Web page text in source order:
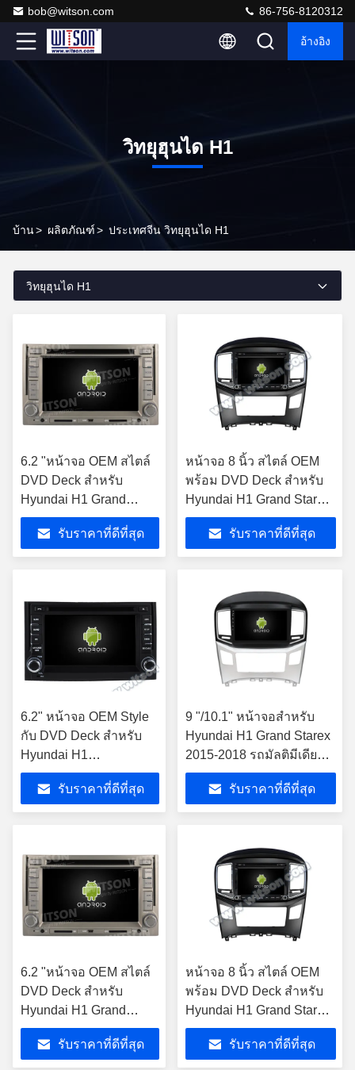
bob@witson.com 86-756-8120312
อ้างอิง
วิทยุฮุนได H1
บ้าน> ผลิตภัณฑ์> ประเทศจีน วิทยุฮุนได H1
วิทยุฮุนได H1
6.2 "หน้าจอ OEM สไตล์
DVD Deck สำหรับ
Hyundai H1 Grand
Starex/Iload 2007-2012
เครื่องเสียงรถยนต์
รับราคาที่ดีที่สุด
หน้าจอ 8 นิ้ว สไตล์ OEM
พร้อม DVD Deck สําหรับ
Hyundai H1 Grand Starex
2015-2018 แอนดรอยด์ Car
CarPlayรับราคาที่ดีที่สุด
6.2" หน้าจอ OEM Style
กับ DVD Deck สําหรับ
Hyundai H1
((STAREX)//ILOAD
((2007-2012)
รับราคาที่ดีที่สุด
9 "/10.1" หน้าจอสำหรับ
Hyundai H1 Grand Starex
2015-2018 รถมัลติมีเดีย
สเตอริโอ
รับราคาที่ดีที่สุด
6.2 "หน้าจอ OEM สไตล์
DVD Deck สำหรับ
Hyundai H1 Grand
Starex/Iload 2007-2012
เครื่องเสียงรถยนต์
รับราคาที่ดีที่สุด
หน้าจอ 8 นิ้ว สไตล์ OEM
พร้อม DVD Deck สําหรับ
Hyundai H1 Grand Starex
2015-2018 แอนดรอยด์ Car
CarPlayรับราคาที่ดีที่สุด